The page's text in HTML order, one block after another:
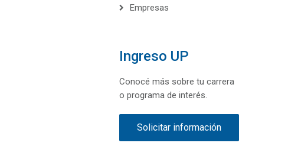
Empresas
Ingreso UP
Conocé más sobre tu carrera
o programa de interés.
Solicitar información